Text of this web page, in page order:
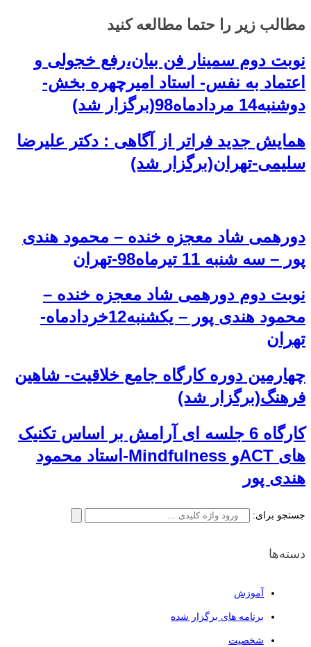
مطالب زیر را حتما مطالعه کنید
نوبت دوم سمینار فن بیان،رفع خجولی و
اعتماد به نفس- استاد امیرچهره بخش-
دوشنبه14 مردادماه98(برگزار شد)
همایش جدید فراتر از آگاهی : دکتر علیرضا
سلیمی-تهران(برگزار شد)
دورهمی شاد معجزه خنده – محمود هندی
پور – سه شنبه 11 تیرماه98-تهران
نوبت دوم دورهمی شاد معجزه خنده –
محمود هندی پور – یکشنبه12خردادماه-
تهران
چهارمین دوره کارگاه جامع خلاقیت- شاهین
فرهنگ(برگزار شد)
کارگاه 6 جلسه ای آرامش بر اساس تکنیک
های ACTو Mindfulness-استاد محمود
هندی پور
جستجو برای:
دسته‌ها
آموزش
برنامه های برگزار شده
شخصیت